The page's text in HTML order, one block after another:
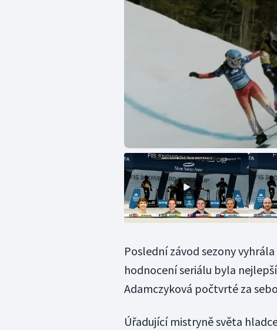
Poslední závod sezony
hodnocení seriálu byla
Adamczyková počtvrté za
Úřadující mistryně světa